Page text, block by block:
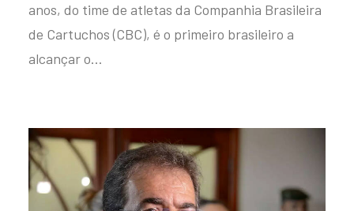
anos, do time de atletas da Companhia Brasileira
de Cartuchos (CBC), é o primeiro brasileiro a
alcançar o…